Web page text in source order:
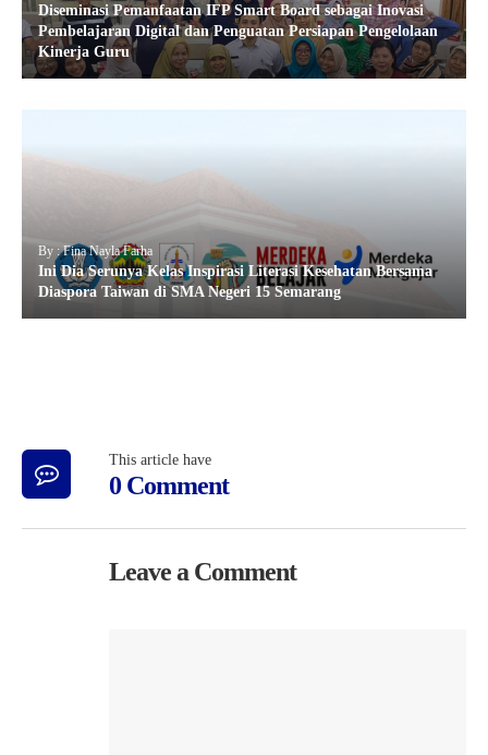
Diseminasi Pemanfaatan IFP Smart Board sebagai Inovasi
Pembelajaran Digital dan Penguatan Persiapan Pengelolaan
Kinerja Guru
By : Fina Nayla Farha
Ini Dia Serunya Kelas Inspirasi Literasi Kesehatan Bersama
Diaspora Taiwan di SMA Negeri 15 Semarang
This article have
0 Comment
Leave a Comment